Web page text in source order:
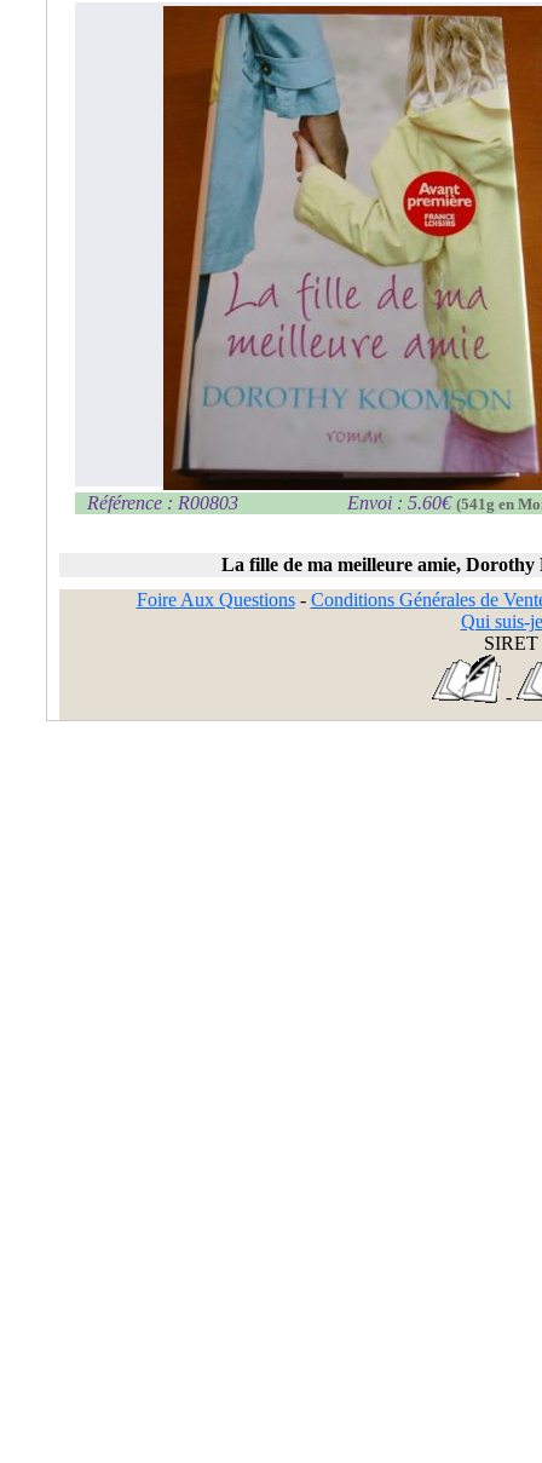
Référence : R00803 Envoi : 5.60€ (541g en
La fille de ma meilleure amie, Dorothy
Foire Aux Questions- Conditions Générales de
Qui suis-
SIRET
-